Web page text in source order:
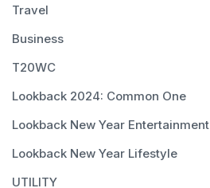
Travel
Business
T20WC
Lookback 2024: Common One
Lookback New Year Entertainment
Lookback New Year Lifestyle
UTILITY